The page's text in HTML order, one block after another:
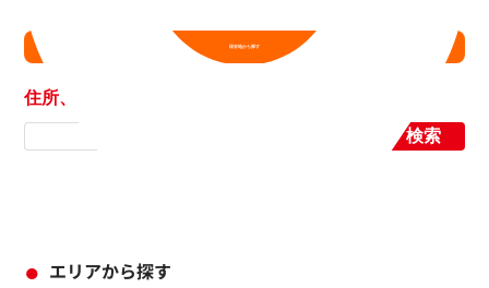
現在地から探す
住所、店舗名から探す
検索
エリアから探す